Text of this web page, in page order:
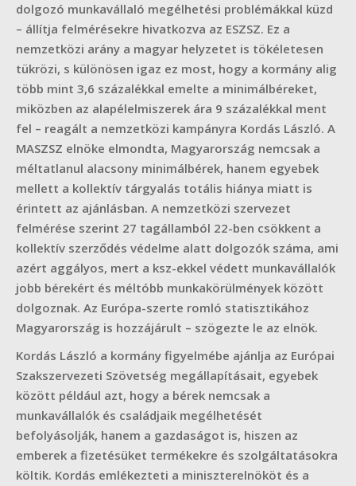
dolgozó munkavállaló megélhetési problémákkal küzd
– állítja felmérésekre hivatkozva az ESZSZ. Ez a
nemzetközi arány a magyar helyzetet is tökéletesen
tükrözi, s különösen igaz ez most, hogy a kormány alig
több mint 3,6 százalékkal emelte a minimálbéreket,
miközben az alapélelmiszerek ára 9 százalékkal ment
fel – reagált a nemzetközi kampányra Kordás László. A
MASZSZ elnöke elmondta, Magyarország nemcsak a
méltatlanul alacsony minimálbérek, hanem egyebek
mellett a kollektív tárgyalás totális hiánya miatt is
érintett az ajánlásban. A nemzetközi szervezet
felmérése szerint 27 tagállamból 22-ben csökkent a
kollektív szerződés védelme alatt dolgozók száma, ami
azért aggályos, mert a ksz-ekkel védett munkavállalók
jobb bérekért és méltóbb munkakörülmények között
dolgoznak. Az Európa-szerte romló statisztikához
Magyarország is hozzájárult – szögezte le az elnök.
Kordás László a kormány figyelmébe ajánlja az Európai
Szakszervezeti Szövetség megállapításait, egyebek
között például azt, hogy a bérek nemcsak a
munkavállalók és családjaik megélhetését
befolyásolják, hanem a gazdaságot is, hiszen az
emberek a fizetésüket termékekre és szolgáltatásokra
költik. Kordás emlékezteti a miniszterelnököt és a